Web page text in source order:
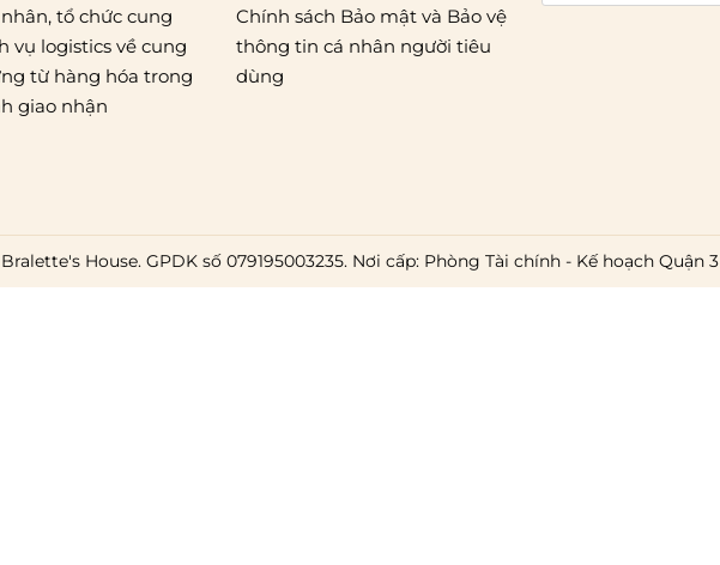
tổ chức cung
vụ logistics về cung
từ hàng hóa trong
giao nhận
Chính sách Bảo mật và Bảo vệ
thông tin cá nhân người tiêu
dùng
House. GPDK số 079195003235. Nơi cấp: Phòng Tài chính - Kế hoạch Quận 3